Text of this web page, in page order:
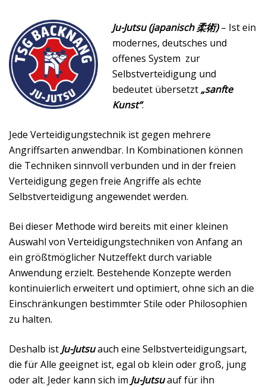
Ju-Jutsu (japanisch 柔術)– Ist ein
modernes, deutsches und
offenes System zur
Selbstverteidigung und
bedeutet übersetzt „sanfte
Kunst“.
Jede Verteidigungstechnik ist gegen mehrere
Angriffsarten anwendbar. In Kombinationen können
die Techniken sinnvoll verbunden und in der freien
Verteidigung gegen freie Angriffe als echte
Selbstverteidigung angewendet werden.
Bei dieser Methode wird bereits mit einer kleinen
Auswahl von Verteidigungstechniken von Anfang an
ein größtmöglicher Nutzeffekt durch variable
Anwendung erzielt. Bestehende Konzepte werden
kontinuierlich erweitert und optimiert, ohne sich an die
Einschränkungen bestimmter Stile oder Philosophien
zu halten.
Deshalb ist Ju-Jutsuauch eine Selbstverteidigungsart,
die für Alle geeignet ist, egal ob klein oder groß, jung
oder alt. Jeder kann sich im Ju-Jutsuauf für ihn